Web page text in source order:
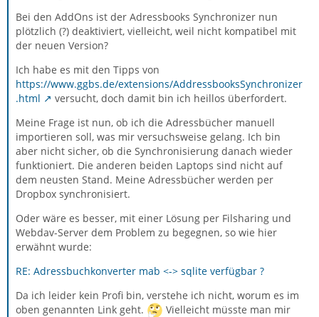
Bei den AddOns ist der Adressbooks Synchronizer nun
plötzlich (?) deaktiviert, vielleicht, weil nicht kompatibel mit
der neuen Version?
Ich habe es mit den Tipps von
https://www.ggbs.de/extensions/AddressbooksSynchronizer
.html
versucht, doch damit bin ich heillos überfordert.
Meine Frage ist nun, ob ich die Adressbücher manuell
importieren soll, was mir versuchsweise gelang. Ich bin
aber nicht sicher, ob die Synchronisierung danach wieder
funktioniert. Die anderen beiden Laptops sind nicht auf
dem neusten Stand. Meine Adressbücher werden per
Dropbox synchronisiert.
Oder wäre es besser, mit einer Lösung per Filsharing und
Webdav-Server dem Problem zu begegnen, so wie hier
erwähnt wurde:
RE: Adressbuchkonverter mab <-> sqlite verfügbar ?
Da ich leider kein Profi bin, verstehe ich nicht, worum es im
oben genannten Link geht.
Vielleicht müsste man mir